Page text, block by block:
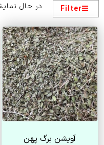
Filter در حال
آویشن برگ پهن